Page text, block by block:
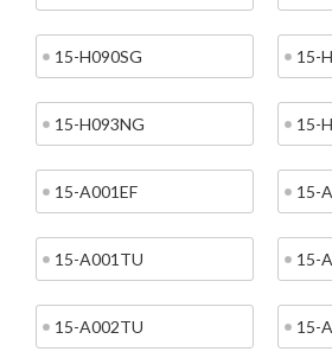
15-H090SG 15-
15-H093NG 15-
15-A001EF 15-
15-A001TU 15-
15-A002TU 15-